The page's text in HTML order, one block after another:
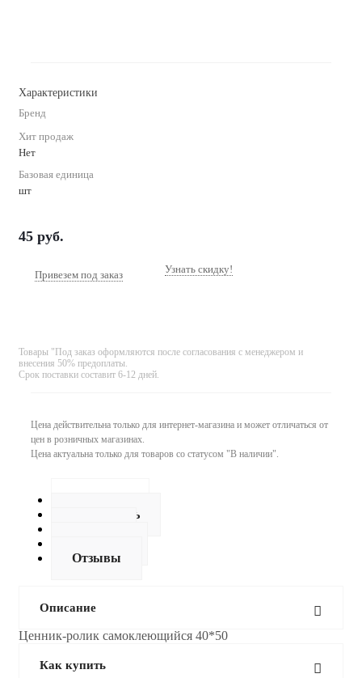
Характеристики
Бренд
Хит продаж
Нет
Базовая единица
шт
45 руб.
Привезем под заказ Узнать скидку!
Товары "Под заказ оформляются после согласования с менеджером и
внесения 50% предоплаты.
Срок поставки составит 6-12 дней.
Цена действительна только для интернет-магазина и может отличаться от
цен в розничных магазинах.
Цена актуальна только для товаров со статусом "В наличии".
Как купить
Отзывы
Описание
Ценник-ролик самоклеющийся 40*50
Как купить